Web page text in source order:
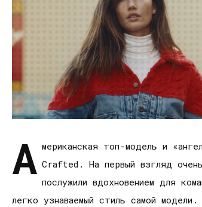
А мериканская топ-модель и
Crafted. На первый взгляд
послужили вдохновением для
легко узнаваемый стиль самой модели.